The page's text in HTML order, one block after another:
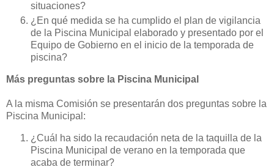
situaciones?
¿En qué medida se ha cumplido el plan de vigilancia
de la Piscina Municipal elaborado y presentado por el
Equipo de Gobierno en el inicio de la temporada de
piscina?
Más preguntas sobre la Piscina Municipal
A la misma Comisión se presentarán dos preguntas sobre la
Piscina Municipal:
¿Cuál ha sido la recaudación neta de la taquilla de la
Piscina Municipal de verano en la temporada que
acaba de terminar?